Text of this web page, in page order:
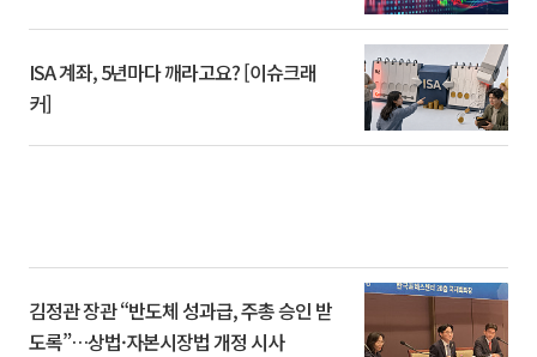
ISA 계좌, 5년마다 깨라고요? [이슈크래
커]
김정관 장관 “반도체 성과급, 주총 승인 받
도록”…상법·자본시장법 개정 시사